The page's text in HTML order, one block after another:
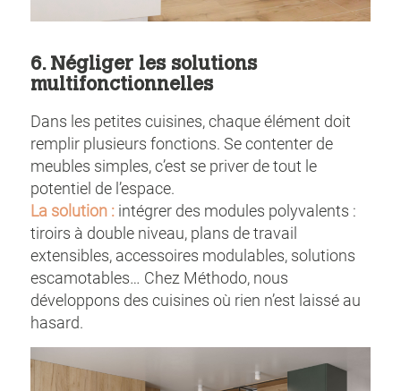
6. Négliger les solutions
multifonctionnelles
Dans les petites cuisines, chaque élément doit
remplir plusieurs fonctions. Se contenter de
meubles simples, c’est se priver de tout le
potentiel de l’espace.
La solution :intégrer des modules polyvalents :
tiroirs à double niveau, plans de travail
extensibles, accessoires modulables, solutions
escamotables… Chez Méthodo, nous
développons des cuisines où rien n’est laissé au
hasard.